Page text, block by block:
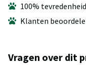
100%
Klanten
Vragen over dit